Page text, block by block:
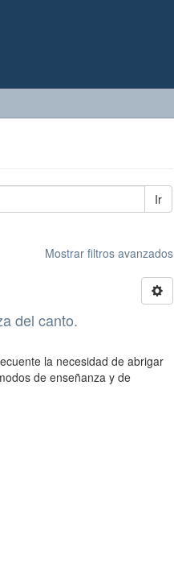
Ir
Mostrar filtros avanzados
del canto.
la necesidad de abrigar
de enseñanza y de